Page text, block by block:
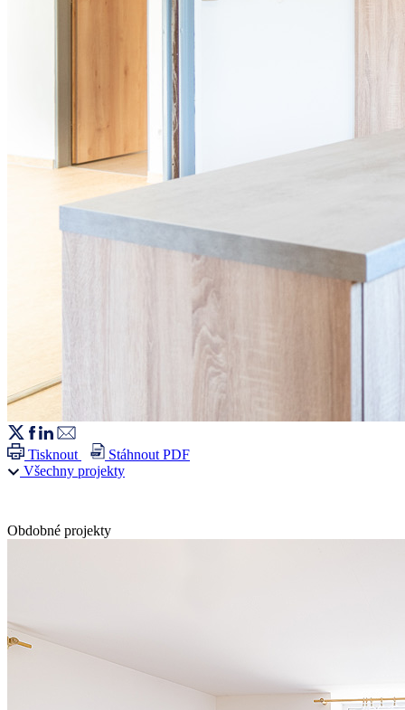
Tisknout
Stáhnout PDF
Všechny projekty
Obdobné projekty